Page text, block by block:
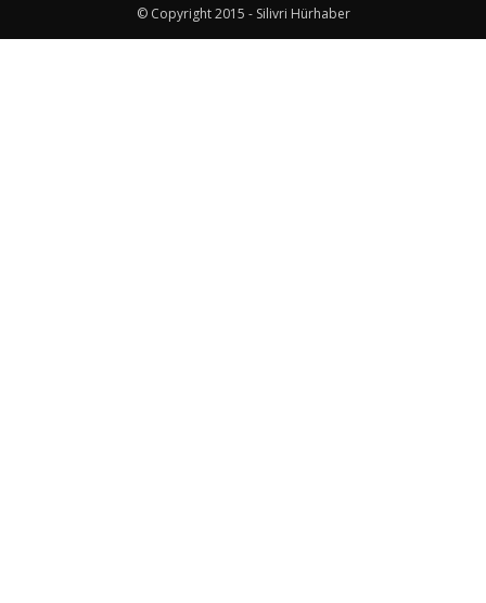
© Copyright 2015 - Silivri Hürhaber